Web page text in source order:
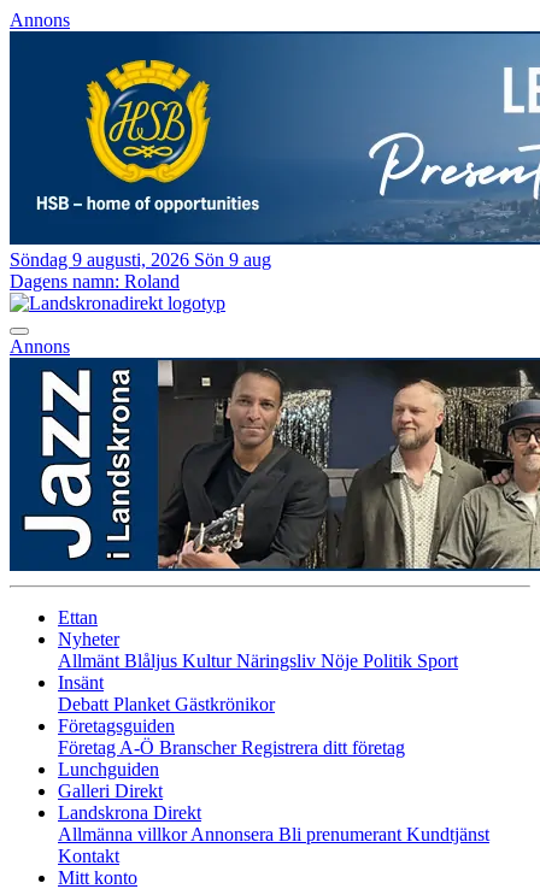
Annons
Söndag 9 augusti, 2026 Sön 9 aug
Dagens namn: Roland
Annons
Ettan
Nyheter
Allmänt Blåljus KulturNäringsliv Nöje Politik Sport
Insänt
Debatt Planket Gästkrönikor
Företagsguiden
Företag A-Ö BranscherRegistrera ditt företag
Lunchguiden
Galleri Direkt
Landskrona Direkt
Allmänna villkorAnnonsera Bli prenumerant Kundtjänst
Kontakt
Mitt konto